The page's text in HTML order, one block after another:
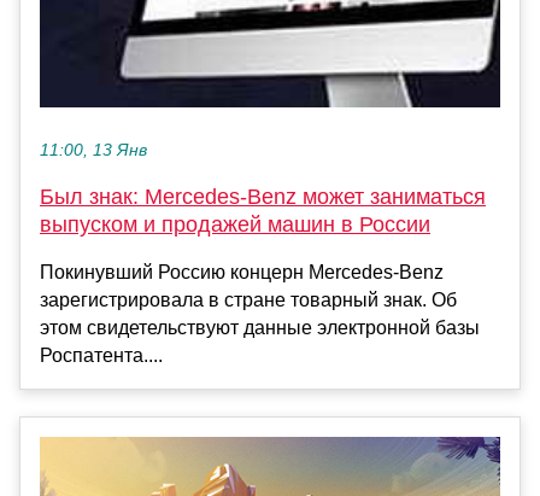
11:00, 13 Янв
Был знак: Mercedes-Benz может заниматься
выпуском и продажей машин в России
Покинувший Россию концерн Mercedes-Benz
зарегистрировала в стране товарный знак. Об
этом свидетельствуют данные электронной базы
Роспатента....